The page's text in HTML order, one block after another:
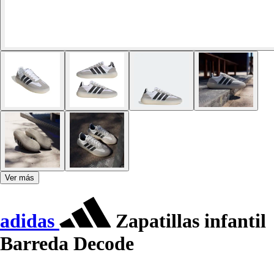
Ver más
adidas
Zapatillas infantil
Barreda Decode